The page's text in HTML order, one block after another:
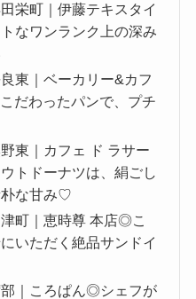
栄町｜伊藤テキスタイ
なワンランク上の深み
東｜ベーカリー&カフ
だわったパンで、プチ
東｜カフェ ド ラサー
トドーナツは、絹ごし
朴な甘み♡
町｜恵時尊 本店◎こ
いただく絶品サンドイ
｜ころぱん◎シェフが